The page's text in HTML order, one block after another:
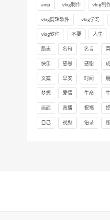
amp vlog制作 vlog制
vlog剪辑软件 vlog学习
vlog软件 不要 人生
励志 名句 名言
快乐 感恩 感谢
文案 早安 时间
梦想 爱情 生命
画面 直播 祝福
自己 视频 语录